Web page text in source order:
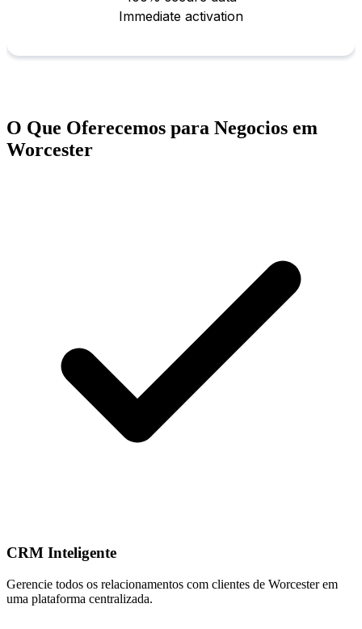
O Que Oferecemos para Negocios em
Worcester
CRM Inteligente
Gerencie todos os relacionamentos com clientes de Worcester em
uma plataforma centralizada.